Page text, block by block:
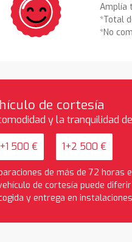
Amplía
*Total
*No
de cortesía
y la tranquilidad
500 € 1+2 500 €
de más de 72 horas
de cortesía puede
y entrega en